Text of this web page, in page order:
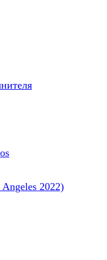
2022)